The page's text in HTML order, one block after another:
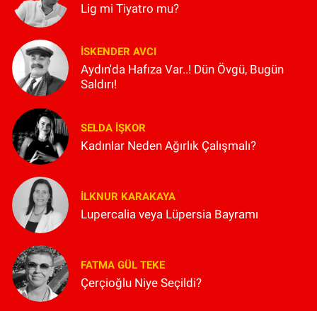
Lig mi Tiyatro mu?
İSKENDER AVCI
Aydın'da Hafıza Var..! Dün Övgü, Bugün
Saldırı!
SELDA İŞKOR
Kadınlar Neden Ağırlık Çalışmalı?
İLKNUR KARAKAYA
Lupercalia veya Lüpersia Bayramı
FATMA GÜL TEKE
Çerçioğlu Niye Seçildi?